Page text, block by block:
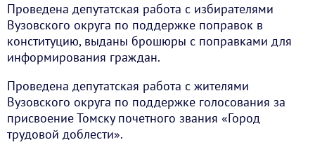
Проведена депутатская работа с избирателями
Вузовского округа по поддержке поправок в
конституцию, выданы брошюры с поправками для
информирования граждан.
Проведена депутатская работа с жителями
Вузовского округа по поддержке голосования за
присвоение Томску почетного звания «Город
трудовой доблести».